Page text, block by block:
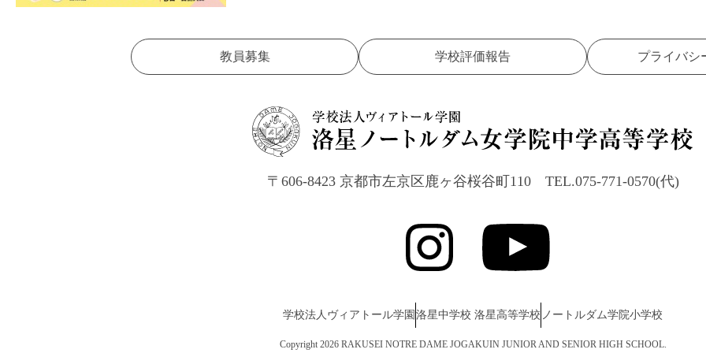
教員募集 学校評価報告 プライバシ
〒606-8423 京都市左京区鹿ヶ谷桜谷町110 TEL.075-771-0570(代)
学校法人ヴィアトール学園 洛星中学校 洛星高等学校 ノートルダム学院小学校
Copyright 2026 RAKUSEI NOTRE DAME JOGAKUIN JUNIOR AND SENIOR HIGH SCHOOL.